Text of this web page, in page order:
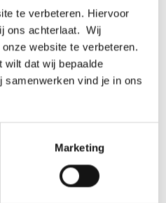
te verbeteren. Hiervoor
ons achterlaat. Wij
website te verbeteren.
dat wij bepaalde
samenwerken vind je in ons
Marketing
je als
begrip.
nog